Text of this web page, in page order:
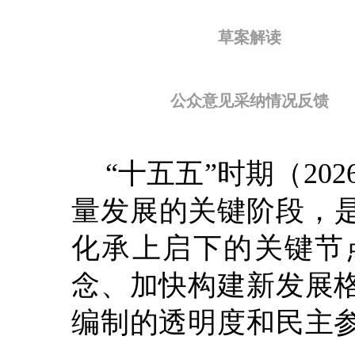
草案解读
公众意见采纳情况反馈
“十五五”时期（
量发展的关键阶段，
化承上启下的关键节
念、加快构建新发展
编制的透明度和民主